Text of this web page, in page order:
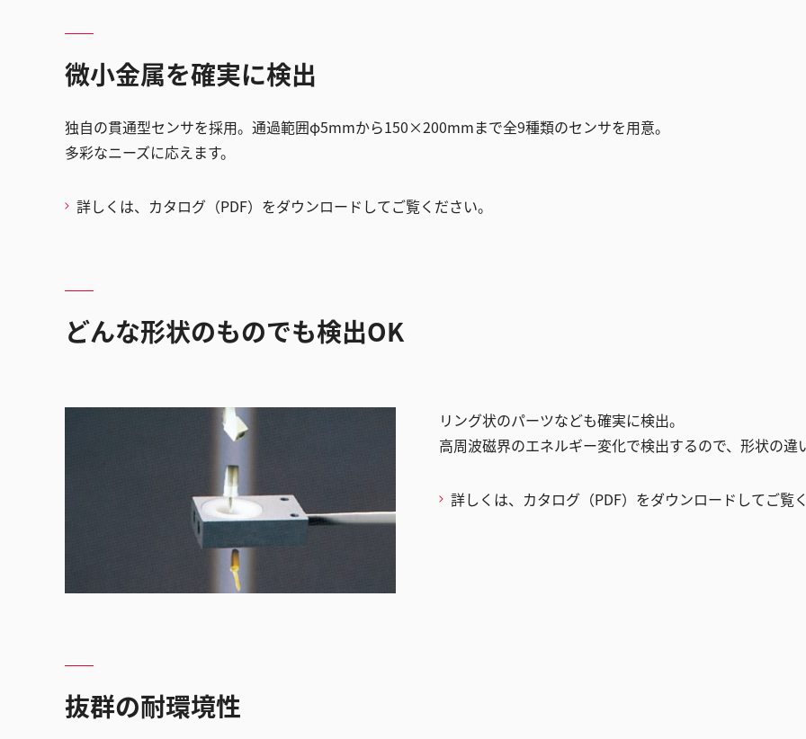
微小金属を確実に検出
独自の貫通型センサを採用。通過範囲φ5mmから150×200mmまで全9種類のセンサを用意。
多彩なニーズに応えます。
詳しくは、カタログ（PDF）をダウンロードしてご覧ください。
どんな形状のものでも検出OK
リング状のパーツなども確実に検出。
高周波磁界のエネルギー変化で検出するので、形状の違
詳しくは、カタログ（PDF）をダウンロードしてご覧
抜群の耐環境性